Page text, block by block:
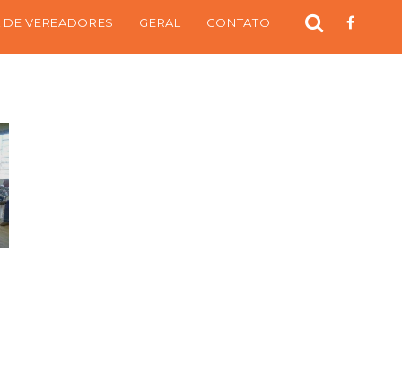
VEREADORES GERAL CONTATO